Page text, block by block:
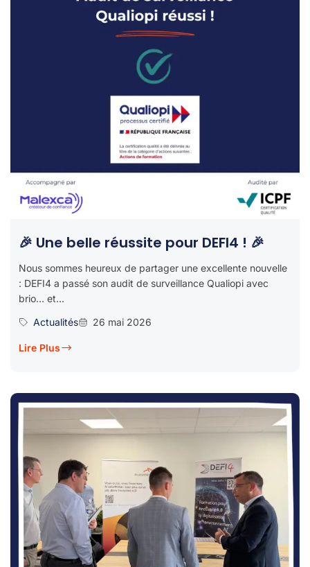
🎉 Une belle réussite pour DEFI4 ! 🎉
Nous sommes heureux de partager une excellente nouvelle
: DEFI4 a passé son audit de surveillance Qualiopi avec
brio… et...
Actualités
26 mai 2026
Lire Plus